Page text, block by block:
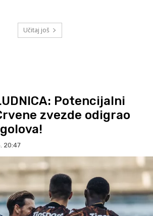
Učitaj još